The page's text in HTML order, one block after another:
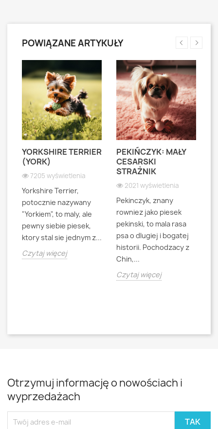
POWIĄZANE ARTYKUŁY
YORKSHIRE TERRIER
(YORK)
7205 wyświetlenia
Yorkshire Terrier,
potocznie nazywany
"Yorkiem", to maly, ale
pewny siebie piesek,
ktory stal sie jednym z...
Czytaj więcej
PEKIŃCZYK: MAŁY
CESARSKI
STRAŻNIK
2021 wyświetlenia
Pekinczyk, znany
rowniez jako piesek
pekinski, to mala rasa
psa o dlugiej i bogatej
historii. Pochodzacy z
Chin,...
Czytaj więcej
Otrzymuj informację o nowościach i
wyprzedażach